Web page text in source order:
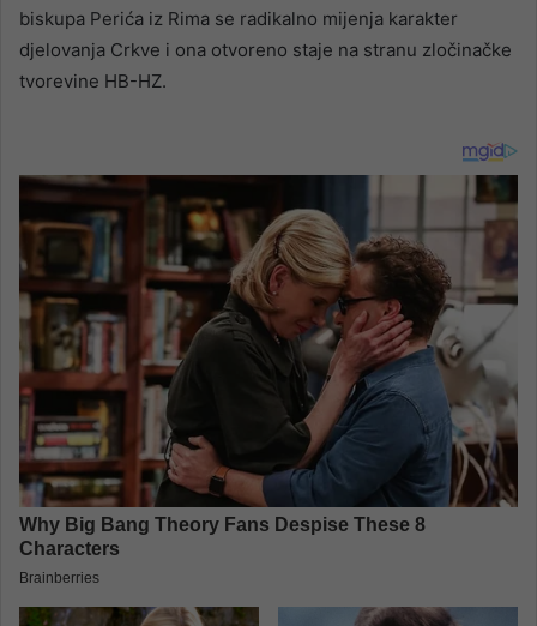
biskupa Perića iz Rima se radikalno mijenja karakter
djelovanja Crkve i ona otvoreno staje na stranu zločinačke
tvorevine HB-HZ.